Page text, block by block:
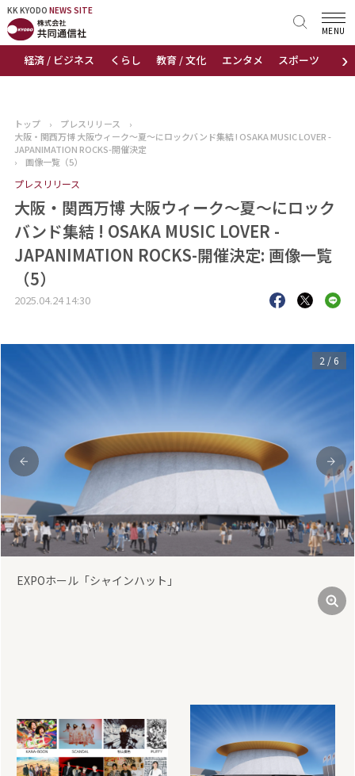
KK KYODO NEWS SITE
›
経済 / ビジネス くらし 教育 / 文化 エンタメ スポーツ 地域
MENU
KK KYODONEWS SITE
トップページ
ニュース
おすすめコンテンツ
出版物
会社概要
トップ › プレスリリース
›
大阪・関西万博 大阪ウィーク～夏～にロックバンド集結 ! OSAKA MUSIC LOVER -
JAPANIMATION ROCKS-開催決定
›
画像一覧（5）
プレスリリース
大阪・関西万博 大阪ウィーク～夏～にロック
バンド集結 ! OSAKA MUSIC LOVER -
JAPANIMATION ROCKS-開催決定: 画像一覧
（5）
2025.04.24 14:30
前 次
3 /6